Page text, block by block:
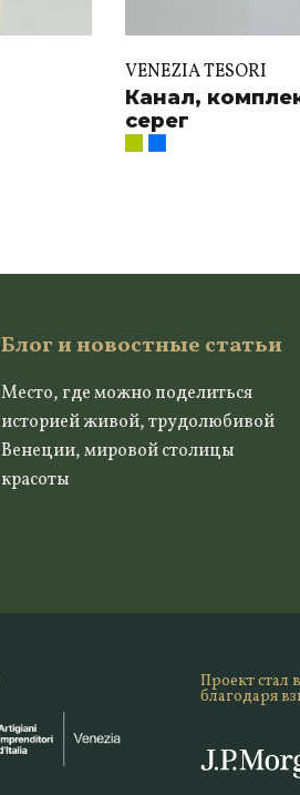
VENEZIA TESORI
Канал,
серег
Блог и новостные статьи
Место, где можно поделиться
историей живой, трудолюбивой
Венеции, мировой столицы
красоты
Проект стал
благодаря